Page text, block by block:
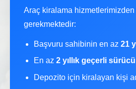
Araç kiralama hizmetlerimizden
gerekmektedir:
Başvuru sahibinin en az 21
En az 2 yıllık geçerli
Depozito için kiralayan kişi